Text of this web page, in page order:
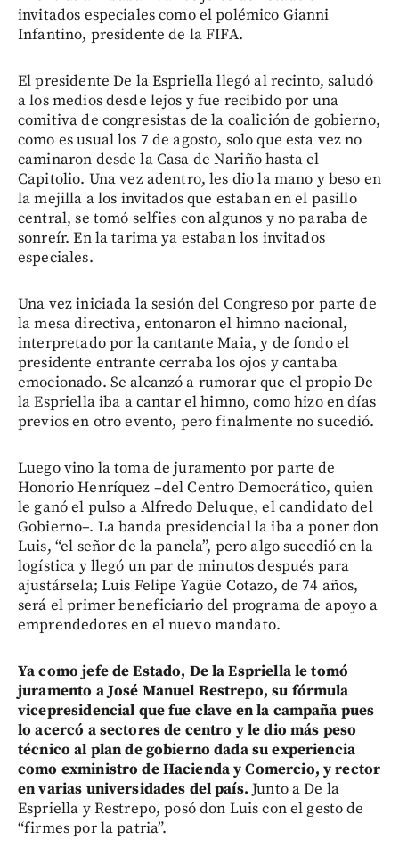
invitados especiales como el polémico Gianni
Infantino, presidente de la FIFA.
El presidente De la Espriella llegó al recinto, saludó
a los medios desde lejos y fue recibido por una
comitiva de congresistas de la coalición de gobierno,
como es usual los 7 de agosto, solo que esta vez no
caminaron desde la Casa de Nariño hasta el
Capitolio. Una vez adentro, les dio la mano y beso en
la mejilla a los invitados que estaban en el pasillo
central, se tomó selfies con algunos y no paraba de
sonreír. En la tarima ya estaban los invitados
especiales.
Una vez iniciada la sesión del Congreso por parte de
la mesa directiva, entonaron el himno nacional,
interpretado por la cantante Maia, y de fondo el
presidente entrante cerraba los ojos y cantaba
emocionado. Se alcanzó a rumorar que el propio De
la Espriella iba a cantar el himno, como hizo en días
previos en otro evento, pero finalmente no sucedió.
Luego vino la toma de juramento por parte de
Honorio Henríquez –del Centro Democrático, quien
le ganó el pulso a Alfredo Deluque, el candidato del
Gobierno–. La banda presidencial la iba a poner don
Luis, “el señor de la panela”, pero algo sucedió en la
logística y llegó un par de minutos después para
ajustársela; Luis Felipe Yagüe Cotazo, de 74 años,
será el primer beneficiario del programa de apoyo a
emprendedores en el nuevo mandato.
Ya como jefe de Estado, De la Espriella le tomó
juramento a José Manuel Restrepo, su fórmula
vicepresidencial que fue clave en la campaña pues
lo acercó a sectores de centro y le dio más peso
técnico al plan de gobierno dada su experiencia
como exministro de Hacienda y Comercio, y rector
en varias universidades del país. Junto a De la
Espriella y Restrepo, posó don Luis con el gesto de
“firmes por la patria”.